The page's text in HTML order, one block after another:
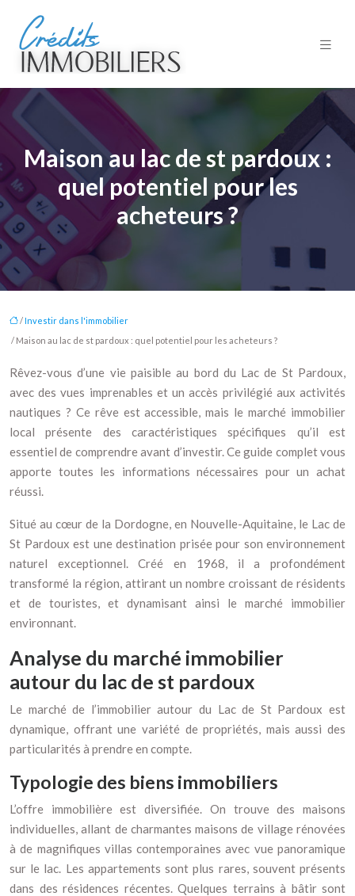
Maison au lac de st pardoux :
quel potentiel pour les
acheteurs ?
/Investir dans l'immobilier
/ Maison au lac de st pardoux : quel potentiel pour les acheteurs ?
Rêvez-vous d’une vie paisible au bord du Lac de St Pardoux,
avec des vues imprenables et un accès privilégié aux activités
nautiques ? Ce rêve est accessible, mais le marché immobilier
local présente des caractéristiques spécifiques qu’il est
essentiel de comprendre avant d’investir. Ce guide complet vous
apporte toutes les informations nécessaires pour un achat
réussi.
Situé au cœur de la Dordogne, en Nouvelle-Aquitaine, le Lac de
St Pardoux est une destination prisée pour son environnement
naturel exceptionnel. Créé en 1968, il a profondément
transformé la région, attirant un nombre croissant de résidents
et de touristes, et dynamisant ainsi le marché immobilier
environnant.
Analyse du marché immobilier
autour du lac de st pardoux
Le marché de l’immobilier autour du Lac de St Pardoux est
dynamique, offrant une variété de propriétés, mais aussi des
particularités à prendre en compte.
Typologie des biens immobiliers
L’offre immobilière est diversifiée. On trouve des maisons
individuelles, allant de charmantes maisons de village rénovées
à de magnifiques villas contemporaines avec vue panoramique
sur le lac. Les appartements sont plus rares, souvent présents
dans des résidences récentes. Quelques terrains à bâtir sont